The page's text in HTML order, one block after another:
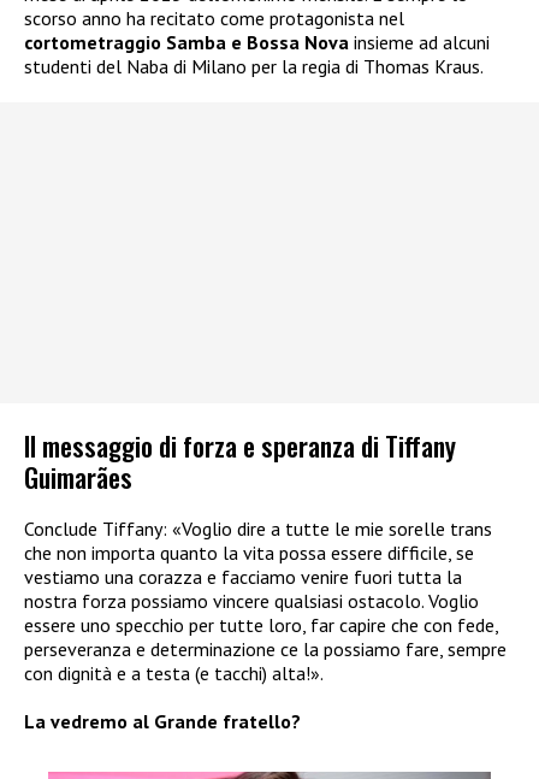
scorso anno ha recitato come protagonista nel
cortometraggio Samba e Bossa Nova insieme ad alcuni
studenti del Naba di Milano per la regia di Thomas Kraus.
Il messaggio di forza e speranza di Tiffany
Guimarães
Conclude Tiffany: «Voglio dire a tutte le mie sorelle trans
che non importa quanto la vita possa essere difficile, se
vestiamo una corazza e facciamo venire fuori tutta la
nostra forza possiamo vincere qualsiasi ostacolo. Voglio
essere uno specchio per tutte loro, far capire che con fede,
perseveranza e determinazione ce la possiamo fare, sempre
con dignità e a testa (e tacchi) alta!».
La vedremo al Grande fratello?